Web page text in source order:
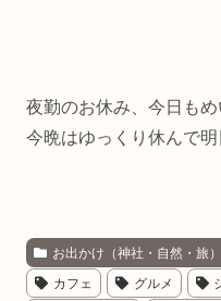
夜勤のお休み、今日も
今晩はゆっくり休んで
お出かけ（神社・自然・旅）
カフェ グルメ